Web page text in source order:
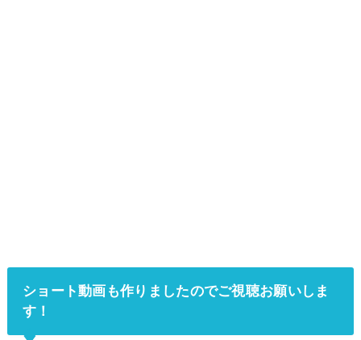
ショート動画も作りましたのでご視聴お願いしま
す！